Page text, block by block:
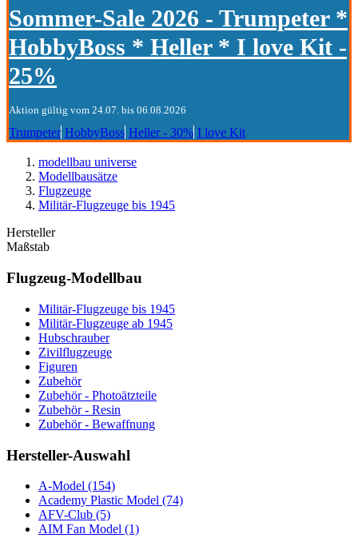
Sommer-Sale 2026 - Trumpeter *
HobbyBoss * Heller * I love Kit -
25%
Aktion gültig vom 24.07. bis 06.08.2026
Trumpeter HobbyBoss Heller - 30% I love Kit
modellbau universe
Modellbausätze
Flugzeuge
Militär-Flugzeuge bis 1945
Hersteller
Maßstab
Flugzeug-Modellbau
Militär-Flugzeuge bis 1945
Militär-Flugzeuge ab 1945
Hubschrauber
Zivilflugzeuge
Figuren
Zubehör
Zubehör - Photoätzteile
Zubehör - Resin
Zubehör - Bewaffnung
Hersteller-Auswahl
A-Model (154)
Academy Plastic Model (74)
AFV-Club (5)
AIM Fan Model (1)